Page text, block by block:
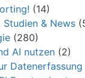
(14)
Studien & News
(280)
AI nutzen (2)